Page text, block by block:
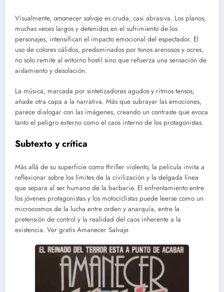
Visualmente, amanecer salvaje es cruda, casi abrasiva. Los planos,
muchas veces largos y detenidos en el sufrimiento de los
personajes, intensifican el impacto emocional del espectador. El
uso de colores cálidos, predominados por tonos arenosos y ocres,
no solo remite al entorno hostil sino que refuerza una sensación de
aislamiento y desolación.
La música, marcada por sintetizadores agudos y ritmos tensos,
añade otra capa a la narrativa. Más que subrayar las emociones,
parece dialogar con las imágenes, creando un contraste que evoca
tanto el peligro externo como el caos interno de los protagonistas.
Subtexto y crítica
Más allá de su superficie como thriller violento, la película invita a
reflexionar sobre los límites de la civilización y la delgada línea
que separa al ser humano de la barbarie. El enfrentamiento entre
los jóvenes protagonistas y los motociclistas puede leerse como un
microcosmos de la lucha entre orden y anarquía, entre la
pretensión de control y la realidad del caos inherente a la
existencia. Ver gratis Amanecer Salvaje